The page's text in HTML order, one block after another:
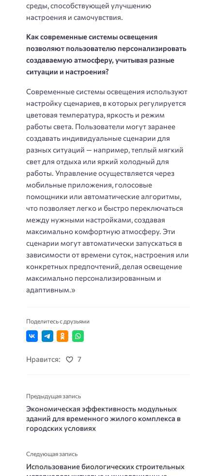
среды, способствующей улучшению
настроения и самочувствия.
Как современные системы освещения
позволяют пользователю персонализировать
создаваемую атмосферу, учитывая разные
ситуации и настроения?
Современные системы освещения используют
настройку сценариев, в которых регулируется
цветовая температура, яркость и режим
работы света. Пользователи могут заранее
создавать индивидуальные сценарии для
разных ситуаций — например, теплый мягкий
свет для отдыха или яркий холодный для
работы. Управление осуществляется через
мобильные приложения, голосовые
помощники или автоматические алгоритмы,
что позволяет легко и быстро переключаться
между нужными настройками, создавая
максимально комфортную атмосферу. Эти
сценарии могут автоматически запускаться в
зависимости от времени суток, настроения или
конкретных предпочтений, делая освещение
максимально персонализированным и
адаптивным.»
Поделитесь с друзьями
Нравится: 7
Предыдущая запись
Экономическая эффективность модульных
зданий для временного жилого комплекса в
городских условиях
Следующая запись
Использование биологических строительных